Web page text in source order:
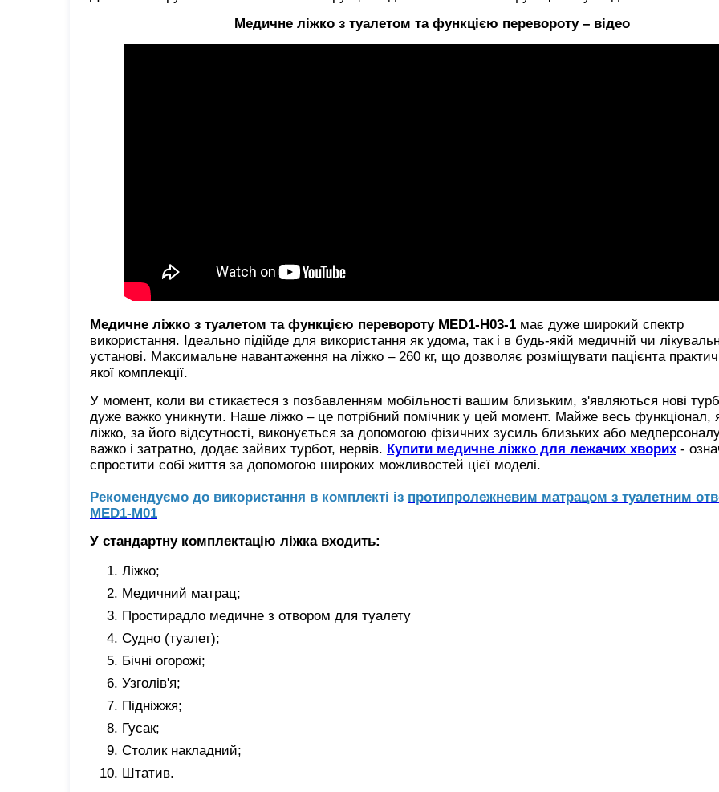
Медичне ліжко з туалетом та функцією перевороту – відео
Медичне ліжко з туалетом та функцією перевороту MED1-H03-1 має дуже широкий спектр
використання. Ідеально підійде для використання як удома, так і в будь-якій медичній чи
установі. Максимальне навантаження на ліжко – 260 кг, що дозволяє розміщувати пацієнта
якої комплекції.
У момент, коли ви стикаєтеся з позбавленням мобільності вашим близьким, з'являються нові
дуже важко уникнути. Наше ліжко – це потрібний помічник у цей момент. Майже весь функціонал,
ліжко, за його відсутності, виконується за допомогою фізичних зусиль близьких або
важко і затратно, додає зайвих турбот, нервів. Купити медичне ліжко для лежачих хворих -
спростити собі життя за допомогою широких можливостей цієї моделі.
Рекомендуємо до використання в комплекті із протипролежневим матрацом з туалетним
MED1-M01
У стандартну комплектацію ліжка входить:
Ліжко;
Медичний матрац;
Простирадло медичне з отвором для туалету
Судно (туалет);
Бічні огорожі;
Узголів'я;
Підніжжя;
Гусак;
Столик накладний;
Штатив.